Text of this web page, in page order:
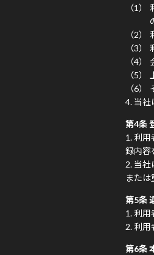
当社
第4条
利用
録内容
当社
または
第5条
利用
利用
第6条